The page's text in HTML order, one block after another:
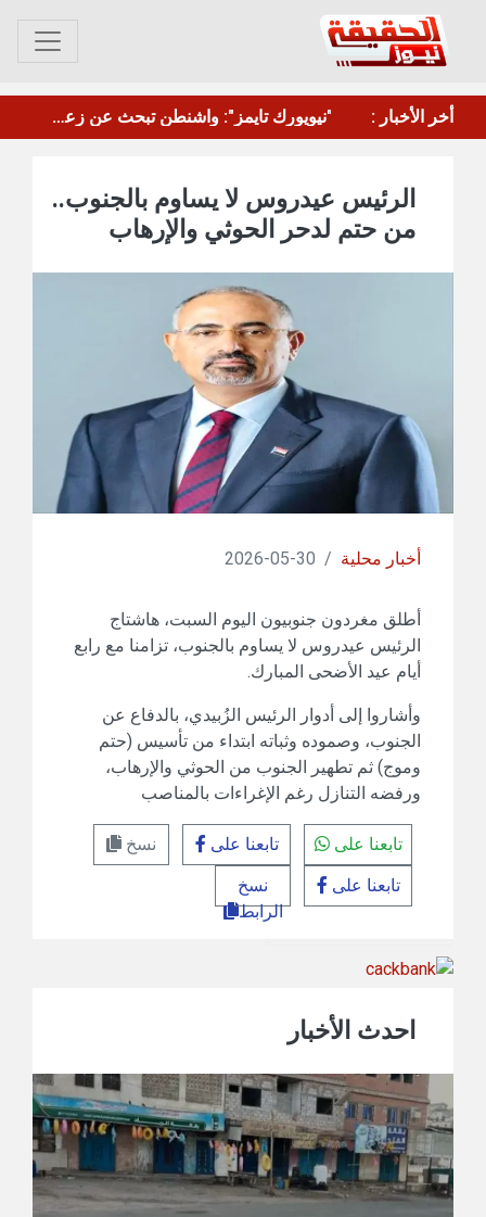
أخر الأخبار : مقتل عنصر من الجيش السوري وإصابة اثنين بهجوم في ريف دير الزور
الرئيس عيدروس لا يساوم بالجنوب..
من حتم لدحر الحوثي والإرهاب
أخبار محلية /
30-05-2026
أطلق مغردون جنوبيون اليوم السبت، هاشتاج
الرئيس عيدروس لا يساوم بالجنوب، تزامنا مع رابع
أيام عيد الأضحى المبارك.
وأشاروا إلى أدوار الرئيس الزُبيدي، بالدفاع عن
الجنوب، وصموده وثباته ابتداء من تأسيس (حتم
وموج) ثم تطهير الجنوب من الحوثي والإرهاب،
ورفضه التنازل رغم الإغراءات بالمناصب
تابعنا على تابعنا على
نسخ
تابعنا على
نسخ
الرابط
احدث الأخبار